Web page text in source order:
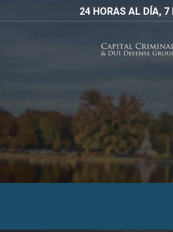
24 HORAS AL DÍA,